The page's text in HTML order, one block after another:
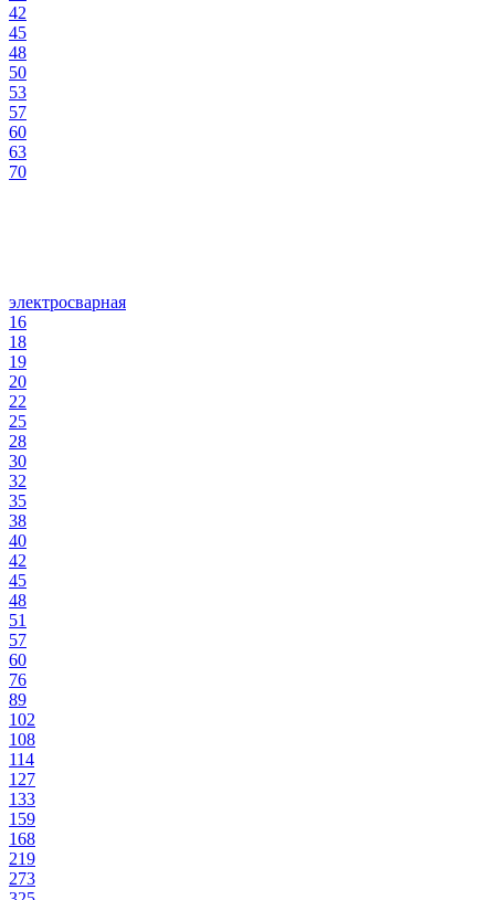
42
45
48
50
53
57
60
63
70
электросварная
16
18
19
20
22
25
28
30
32
35
38
40
42
45
48
51
57
60
76
89
102
108
114
127
133
159
168
219
273